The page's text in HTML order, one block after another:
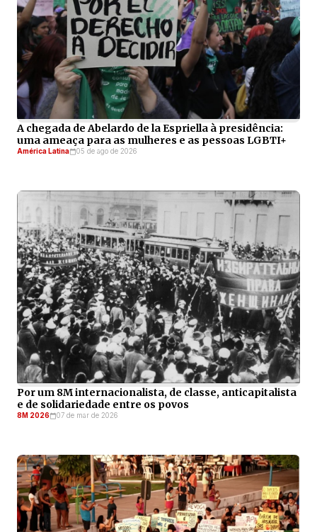
A chegada de Abelardo de la Espriella à presidência:
uma ameaça para as mulheres e as pessoas LGBTI+
América Latina 05 de ago de 2026
Por um 8M internacionalista, de classe, anticapitalista
e de solidariedade entre os povos
8M 2026 07 de mar de 2026